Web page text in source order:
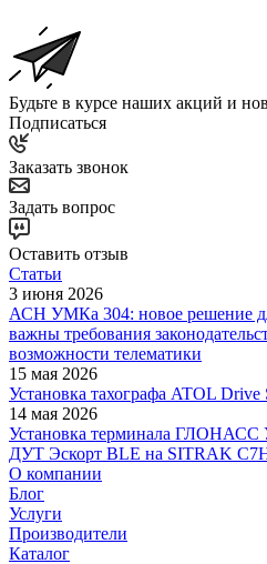
Будьте в курсе наших акций и
Подписаться
Заказать звонок
Задать вопрос
Оставить отзыв
Статьи
3 июня 2026
АСН УМКа 304: новое решение
важны требования
возможности телематики
15 мая 2026
Установка тахографа ATOL
14 мая 2026
Установка терминала
ДУТ Эскорт BLE на SITRAK
О компании
Блог
Услуги
Производители
Каталог